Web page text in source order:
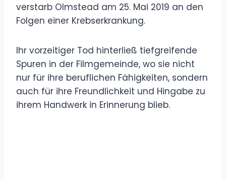
verstarb Olmstead am 25. Mai 2019 an den
Folgen einer Krebserkrankung.
Ihr vorzeitiger Tod hinterließ tiefgreifende
Spuren in der Filmgemeinde, wo sie nicht
nur für ihre beruflichen Fähigkeiten, sondern
auch für ihre Freundlichkeit und Hingabe zu
ihrem Handwerk in Erinnerung blieb.